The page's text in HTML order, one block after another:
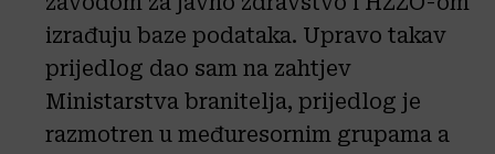
izrađuju baze podataka. Upravo takav
prijedlog dao sam na zahtjev
Ministarstva branitelja, prijedlog je
razmotren u međuresornim grupama a